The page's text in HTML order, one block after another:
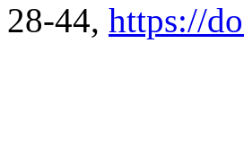
28-44, https://